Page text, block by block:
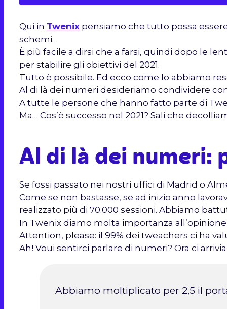
Qui in Twenix pensiamo che tutto possa
schemi.
È più facile a dirsi che a farsi, quindi dopo le
per stabilire gli obiettivi del 2021.
Tutto è possibile. Ed ecco come lo abbiamo
Al di là dei numeri desideriamo condividere
A tutte le persone che hanno fatto parte di
Ma… Cos’è successo nel 2021? Sali che
Al di là dei numeri:
Se fossi passato nei nostri uffici di Madrid o
Come se non bastasse, se ad inizio anno
realizzato più di 70.000 sessioni. Abbiamo
In Twenix diamo molta importanza
Attention, please: il 99% dei tweachers ci ha
Ah! Voui sentirci parlare di numeri? Ora ci
Abbiamo moltiplicato per 2,5 il